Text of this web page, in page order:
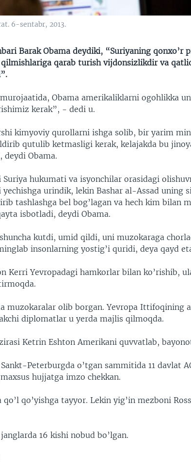
6-sentabr, 2013.
Barak Obama deydiki, “Suriyaning qonxo’r
qilmishlariga qarab turish vijdonsizlikdir va
Obama amerikaliklarni ogohlikka
kerak”, - dedi u.
kimyoviy qurollarni ishga solib, bir yarim
qutulib ketmasligi kerak, kelajakda bu
Obama.
hukumati va isyonchilar orasidagi
urindik, lekin Bashar al-Assad uning
tashlashga bel bog’lagan va hech kim bilan
isbotladi, deydi Obama.
kutdi, umid qildi, uni muzokaraga
insonlarning yostig’i quridi, deya qayd
Kerri Yevropadagi hamkorlar bilan ko’rishib,
muzokaralar olib borgan. Yevropa Ittifoqining
diplomatlar u yerda majlis qilmoqda.
Ketrin Eshton Amerikani quvvatlab,
Peterburgda o’tgan sammitida 11 davlat
hujjatga imzo chekkan.
qo’yishga tayyor. Lekin yig’in mezboni
16 kishi nobud bo’lgan.